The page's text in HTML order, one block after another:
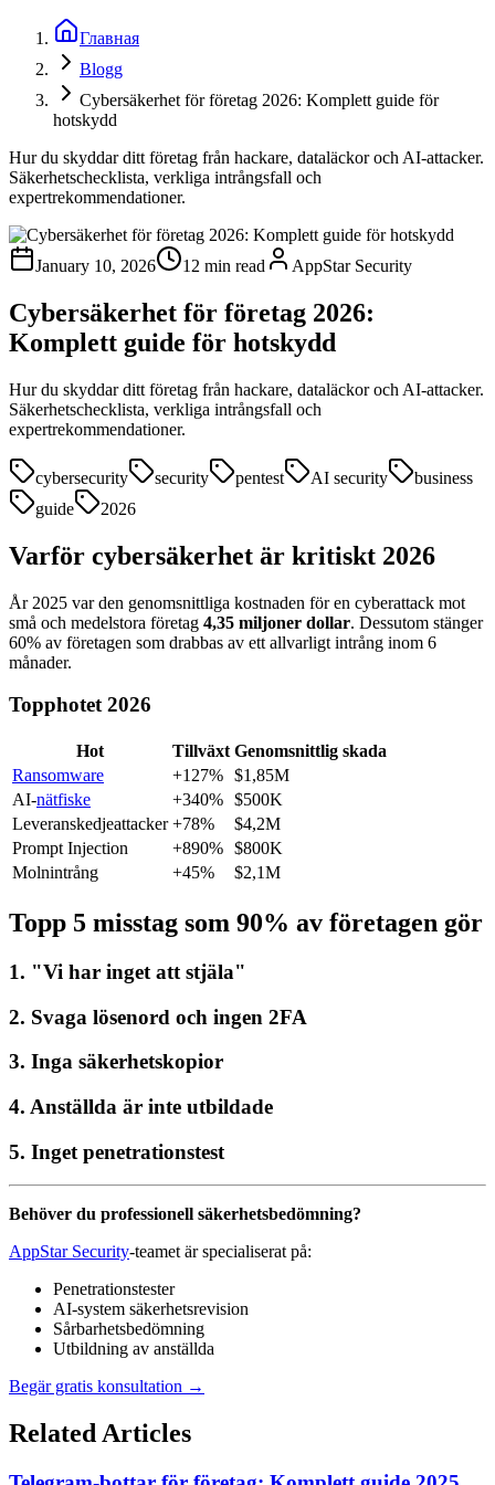
Главная
Blogg
Cybersäkerhet för företag 2026: Komplett guide för
hotskydd
Hur du skyddar ditt företag från hackare, dataläckor och AI-attacker.
Säkerhetschecklista, verkliga intrångsfall och
expertrekommendationer.
January 10, 2026 12 min read AppStar Security
Cybersäkerhet för företag 2026:
Komplett guide för hotskydd
Hur du skyddar ditt företag från hackare, dataläckor och AI-attacker.
Säkerhetschecklista, verkliga intrångsfall och
expertrekommendationer.
cybersecurity security pentest AI security
business
guide
2026
Varför cybersäkerhet är kritiskt 2026
År 2025 var den genomsnittliga kostnaden för en cyberattack mot
små och medelstora företag 4,35 miljoner dollar. Dessutom stänger
60% av företagen som drabbas av ett allvarligt intrång inom 6
månader.
Topphotet 2026
Hot Tillväxt Genomsnittlig skada
Ransomware
+127% $1,85M
AI-nätfiske +340% $500K
Leveranskedjeattacker +78%
$4,2M
Prompt Injection
+890% $800K
Molnintrång
+45% $2,1M
Topp 5 misstag som 90% av företagen gör
1. "Vi har inget att stjäla"
2. Svaga lösenord och ingen 2FA
3. Inga säkerhetskopior
4. Anställda är inte utbildade
5. Inget penetrationstest
Behöver du professionell säkerhetsbedömning?
AppStar Security-teamet är specialiserat på:
Penetrationstester
AI-system säkerhetsrevision
Sårbarhetsbedömning
Utbildning av anställda
Begär gratis konsultation →
Related Articles